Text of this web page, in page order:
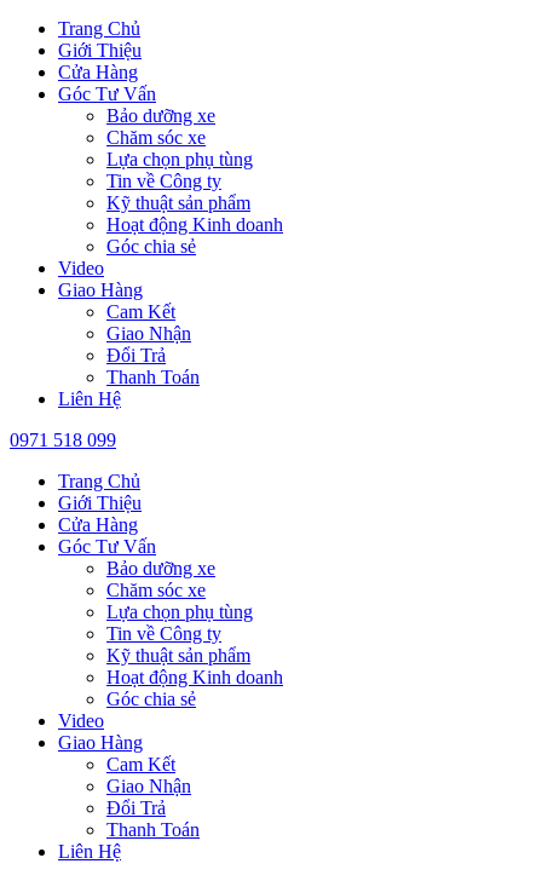
Trang Chủ
Giới Thiệu
Cửa Hàng
Góc Tư Vấn
Bảo dưỡng xe
Chăm sóc xe
Lựa chọn phụ tùng
Tin về Công ty
Kỹ thuật sản phẩm
Hoạt động Kinh doanh
Góc chia sẻ
Video
Giao Hàng
Cam Kết
Giao Nhận
Đổi Trả
Thanh Toán
Liên Hệ
0971 518 099
Trang Chủ
Giới Thiệu
Cửa Hàng
Góc Tư Vấn
Bảo dưỡng xe
Chăm sóc xe
Lựa chọn phụ tùng
Tin về Công ty
Kỹ thuật sản phẩm
Hoạt động Kinh doanh
Góc chia sẻ
Video
Giao Hàng
Cam Kết
Giao Nhận
Đổi Trả
Thanh Toán
Liên Hệ